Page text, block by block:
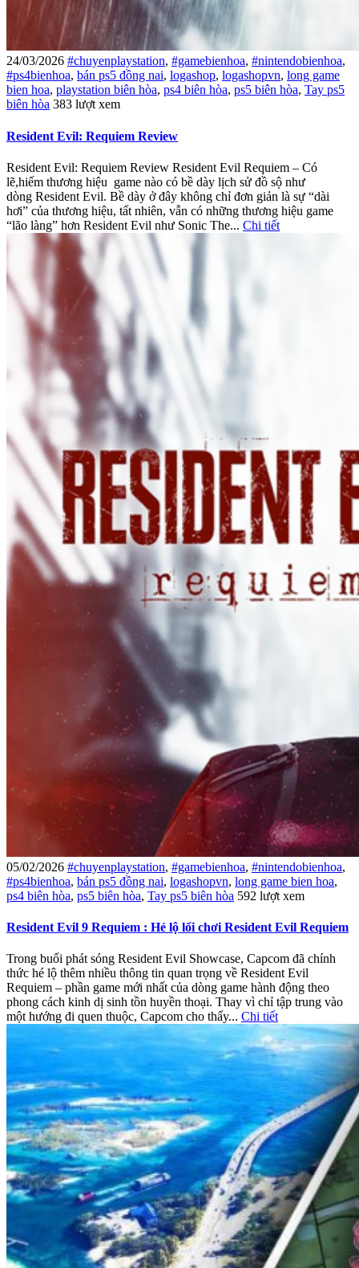
24/03/2026 #chuyenplaystation, #gamebienhoa, #nintendobienhoa,
#ps4bienhoa, bán ps5 đồng nai, logashop, logashopvn, long game
bien hoa, playstation biên hòa, ps4 biên hòa, ps5 biên hòa, Tay ps5
biên hòa 383 lượt xem
Resident Evil: Requiem Review
Resident Evil: Requiem Review Resident Evil Requiem – Có
lẽ,hiếm thương hiệu game nào có bề dày lịch sử đồ sộ như
dòng Resident Evil. Bề dày ở đây không chỉ đơn giản là sự “dài
hơi” của thương hiệu, tất nhiên, vẫn có những thương hiệu game
“lão làng” hơn Resident Evil như Sonic The... Chi tiết
05/02/2026 #chuyenplaystation, #gamebienhoa, #nintendobienhoa,
#ps4bienhoa, bán ps5 đồng nai, logashopvn, long game bien hoa,
ps4 biên hòa, ps5 biên hòa, Tay ps5 biên hòa 592 lượt xem
Resident Evil 9 Requiem : Hé lộ lối chơi Resident Evil Requiem
Trong buổi phát sóng Resident Evil Showcase, Capcom đã chính
thức hé lộ thêm nhiều thông tin quan trọng về Resident Evil
Requiem – phần game mới nhất của dòng game hành động theo
phong cách kinh dị sinh tồn huyền thoại. Thay vì chỉ tập trung vào
một hướng đi quen thuộc, Capcom cho thấy... Chi tiết